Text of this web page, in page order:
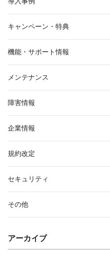
キャンペーン・特典
機能・サポート情報
メンテナンス
障害情報
企業情報
規約改定
セキュリティ
その他
アーカイブ